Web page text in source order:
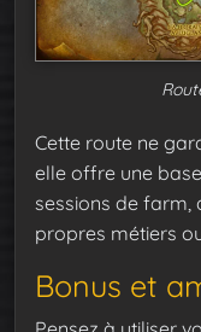
Cette route ne
elle offre une
sessions de farm,
propres métiers
Bonus et